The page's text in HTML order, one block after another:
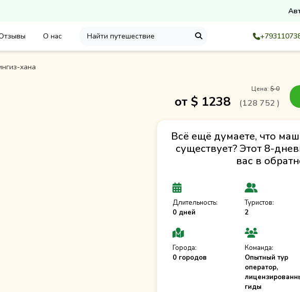
О нас
хана
Цена:$ 0
от $ 1238 (128 752 )
Всё ещё думаете, что
существует? Этот 8-
вас в
Длительность:
0 дней
Туристов:
2
Города:
0 городов
Команда:
Опытный тур
оператор,
гиды